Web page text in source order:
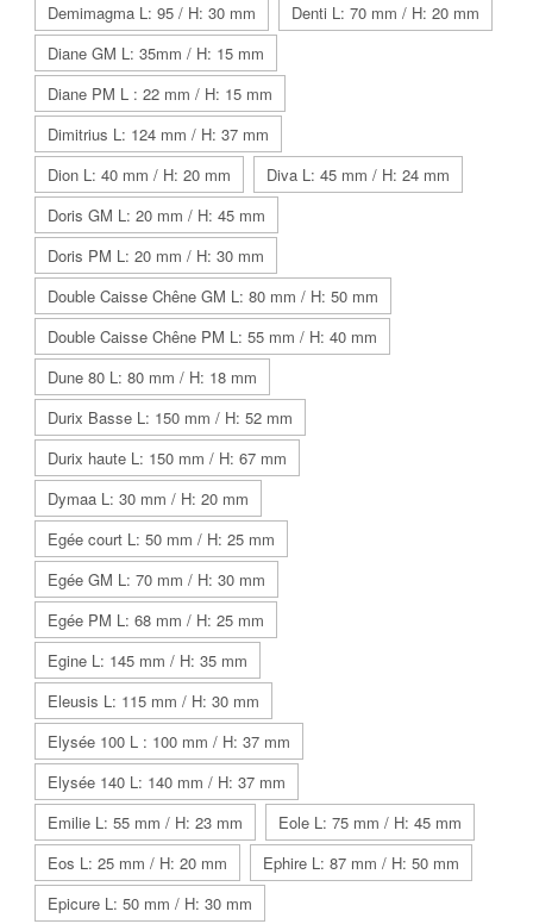
Demimagma L: 95 / H: 30 mm
Denti L: 70 mm / H: 20 mm
Diane GM L: 35mm / H: 15 mm
Diane PM L : 22 mm / H: 15 mm
Dimitrius L: 124 mm / H: 37 mm
Dion L: 40 mm / H: 20 mm
Diva L: 45 mm / H: 24 mm
Doris GM L: 20 mm / H: 45 mm
Doris PM L: 20 mm / H: 30 mm
Double Caisse Chêne GM L: 80 mm / H: 50 mm
Double Caisse Chêne PM L: 55 mm / H: 40 mm
Dune 80 L: 80 mm / H: 18 mm
Durix Basse L: 150 mm / H: 52 mm
Durix haute L: 150 mm / H: 67 mm
Dymaa L: 30 mm / H: 20 mm
Egée court L: 50 mm / H: 25 mm
Egée GM L: 70 mm / H: 30 mm
Egée PM L: 68 mm / H: 25 mm
Egine L: 145 mm / H: 35 mm
Eleusis L: 115 mm / H: 30 mm
Elysée 100 L : 100 mm / H: 37 mm
Elysée 140 L: 140 mm / H: 37 mm
Emilie L: 55 mm / H: 23 mm
Eole L: 75 mm / H: 45 mm
Eos L: 25 mm / H: 20 mm
Ephire L: 87 mm / H: 50 mm
Epicure L: 50 mm / H: 30 mm